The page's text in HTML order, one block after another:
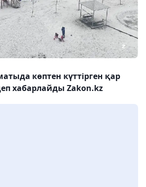
көптен күттірген қар
хабарлайды Zakon.kz